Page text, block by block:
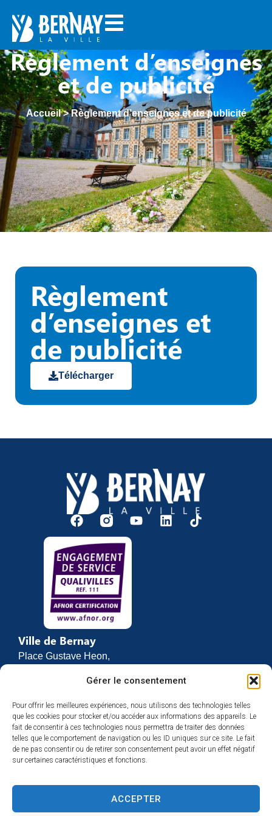
Gérer le consentement
Pour offrir les meilleures expériences, nous utilisons des technologies telles
que les cookies pour stocker et/ou accéder aux informations des appareils. Le
fait de consentir à ces technologies nous permettra de traiter des données
telles que le comportement de navigation ou les ID uniques sur ce site. Le fait
de ne pas consentir ou de retirer son consentement peut avoir un effet négatif
sur certaines caractéristiques et fonctions.
ACCEPTER
Règlement d’enseignes
et de publicité
Accueil>Règlement d’enseignes et de publicité
Règlement
d’enseignes et
de publicité
Télécharger
Ville de Bernay
Place Gustave Heon,
27307 BERNAY
02 32 46 63 00
Contact
Horaires d’ouverture
Du lundi au vendredi :
et de 13h30 à 17h